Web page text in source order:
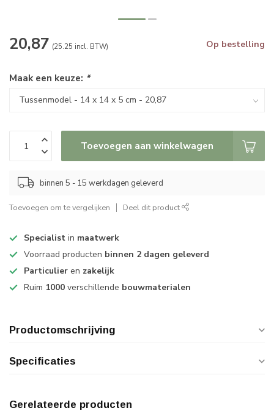
20,87 (25.25 incl. BTW) Op bestelling
Maak een keuze: *
Toevoegen aan winkelwagen
binnen 5 - 15 werkdagen geleverd
Toevoegen om te vergelijken Deel dit product
Specialist in maatwerk
Voorraad producten binnen 2 dagen geleverd
Particulier en zakelijk
Ruim 1000 verschillende bouwmaterialen
Productomschrijving
Specificaties
Gerelateerde producten